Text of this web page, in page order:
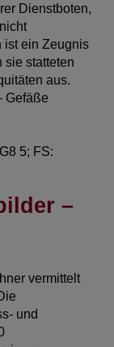
Dienstboten,
ist ein Zeugnis
sie statteten
aus.
Gefäße
5; FS:
–
vermittelt
und